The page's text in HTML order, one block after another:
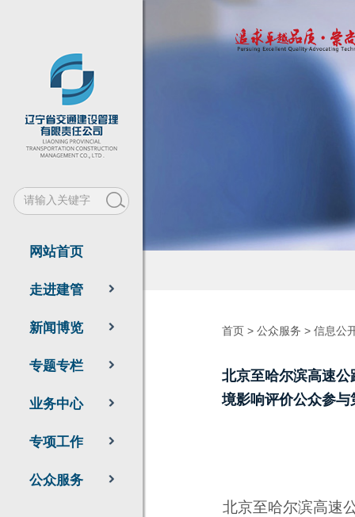
网站首页
走进建管
新闻博览
专题专栏
业务中心
专项工作
公众服务
首页 > 公众服务 > 信息公
北京至哈尔滨高速
境影响评价公众参
北京至哈尔滨高速